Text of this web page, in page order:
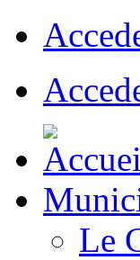
Le